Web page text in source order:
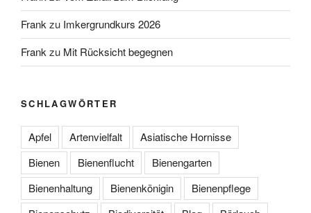
Frankzu Imkergrundkurs 2026
Frankzu Mit Rücksicht begegnen
SCHLAGWÖRTER
Apfel Artenvielfalt
Asiatische Hornisse
Bienen
Bienenflucht
Bienengarten
Bienenhaltung
Bienenkönigin
Bienenpflege